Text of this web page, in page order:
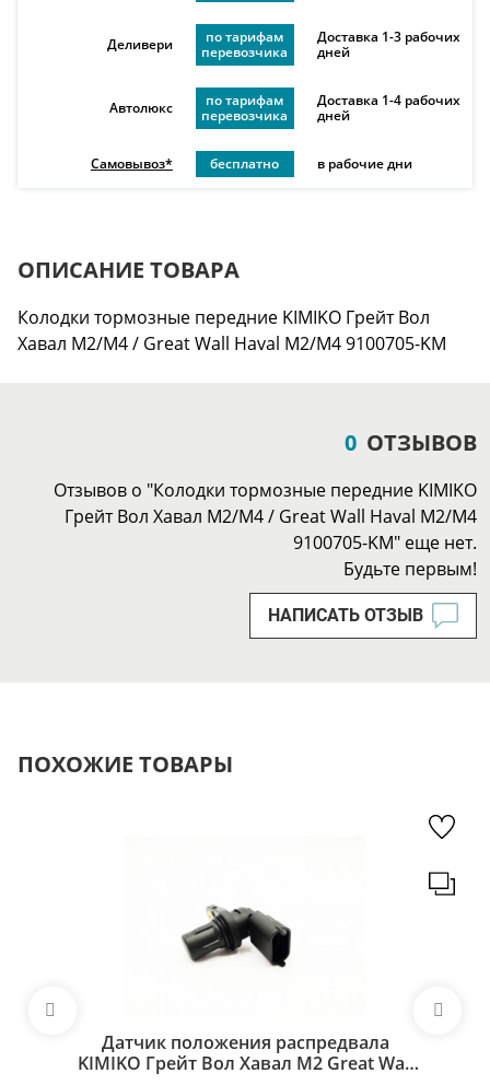
Деливери
по тарифам
перевозчика
Доставка 1-3 рабочих
дней
Автолюкс
по тарифам
перевозчика
Доставка 1-4 рабочих
дней
Самовывоз* бесплатно в рабочие дни
ОПИСАНИЕ ТОВАРА
Колодки тормозные передние KIMIKO Грейт Вол
Хавал М2/М4 / Great Wall Haval M2/M4 9100705-KM
0 ОТЗЫВОВ
Отзывов о "Колодки тормозные передние KIMIKO
Грейт Вол Хавал М2/М4 / Great Wall Haval M2/M4
9100705-KM" еще нет.
Будьте первым!
НАПИСАТЬ ОТЗЫВ
ПОХОЖИЕ ТОВАРЫ
Датчик положения распредвала
KIMIKO Грейт Вол Хавал М2 Great Wall